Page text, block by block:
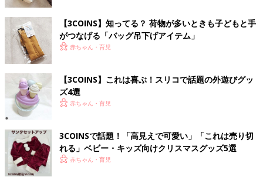
ーのチュールスカート。フワッとした素材感が写真映えしていま
すよね。チュール部分をギュッと握りこむ癖があるようで、シャ
ッターチャンスを捉えるのが大変だったそうですよ。
面ファスナーでサイズの微調整が可能！ツイルキャ
ップ
【3COINS】知ってる？ 荷物が多いときも子どもと手
がつなげる「バッグ吊下げアイテム」
赤ちゃん・育児
【3COINS】これは喜ぶ！スリコで話題の外遊びグッ
ズ4選
赤ちゃん・育児
3COINSで話題！「高見えで可愛い」「これは売り切
れる」ベビー・キッズ向けクリスマスグッズ5選
赤ちゃん・育児